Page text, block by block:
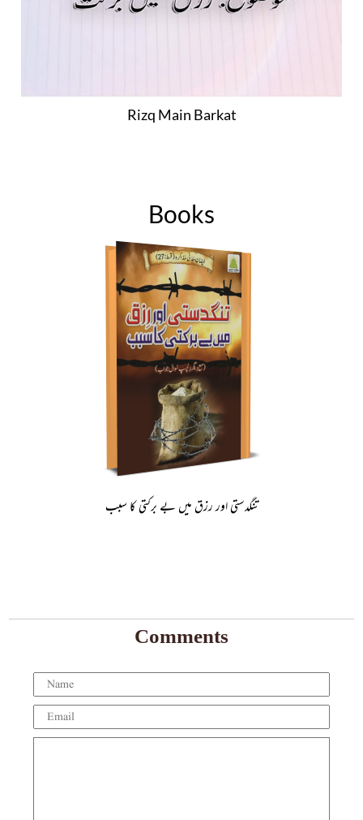
Rizq Main Barkat
Books
تنگدستی اور رزق میں بے برکتی کا سبب
Comments